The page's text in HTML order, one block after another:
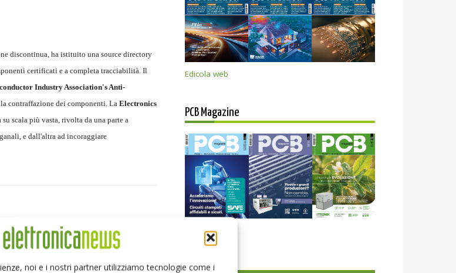
noi e i nostri partner utilizziamo tecnologie come i
discontinua, ha istituito una source directory
certificati e a completa tracciabilità. Il
Industry Association's Anti-
contraffazione dei componenti. La Electronics
scala più vasta, rivolta da una parte a
e dall'altra ad incoraggiare
Pinterest Email
Edicola web
PCB Magazine
Edicola web